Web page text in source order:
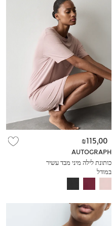
AUTOGRAPH
כותונת לילה מיני מבד עשיר
במודל
₪115,00